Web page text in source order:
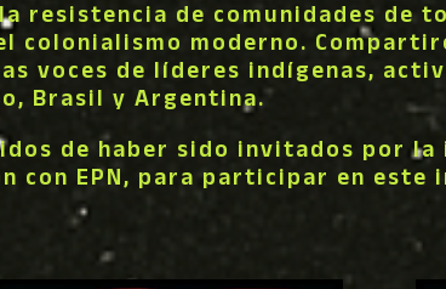
resistencia de comunidades de
colonialismo moderno.
voces de líderes indígenas,
Brasil y Argentina.
de haber sido invitados por
con EPN, para participar en